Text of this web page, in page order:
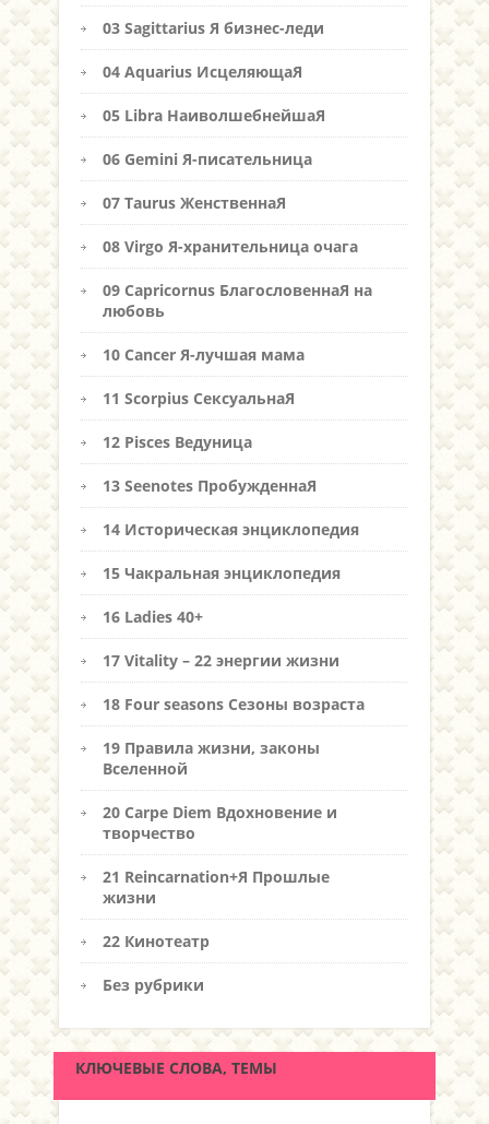
03 Sagittarius Я бизнес-леди
04 Aquarius ИсцеляющаЯ
05 Libra НаиволшебнейшаЯ
06 Gemini Я-писательница
07 Taurus ЖенственнаЯ
08 Virgo Я-хранительница очага
09 Capricornus БлагословеннаЯ на
любовь
10 Cancer Я-лучшая мама
11 Scorpius СексуальнаЯ
12 Pisces Ведуница
13 Seenotes ПробужденнаЯ
14 Историческая энциклопедия
15 Чакральная энциклопедия
16 Ladies 40+
17 Vitality – 22 энергии жизни
18 Four seasons Сезоны возраста
19 Правила жизни, законы
Вселенной
20 Carpe Diem Вдохновение и
творчество
21 Reincarnation+Я Прошлые
жизни
22 Кинотеатр
Без рубрики
КЛЮЧЕВЫЕ СЛОВА, ТЕМЫ